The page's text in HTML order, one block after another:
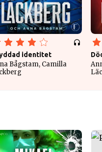
identitet
Bågstam, Camilla